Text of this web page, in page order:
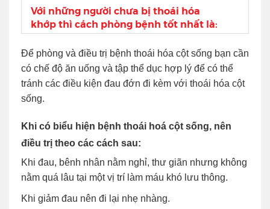
Với những người chưa bị thoái hóa
khớp thì cách phòng bệnh tốt nhất là:
Để phòng và điều trị bệnh thoái hóa cột sống bạn cần
có chế độ ăn uống và tập thể dục hợp lý để có thể
tránh các điều kiện đau đớn đi kèm với thoái hóa cột
sống.
Khi có biểu hiện bệnh thoái hoá cột sống, nên
điều trị theo các cách sau:
Khi đau, bênh nhân nằm nghỉ, thư giãn nhưng không
nằm quá lâu tại một vị trí làm máu khó lưu thông.
Khi giảm đau nên đi lại nhẹ nhàng.